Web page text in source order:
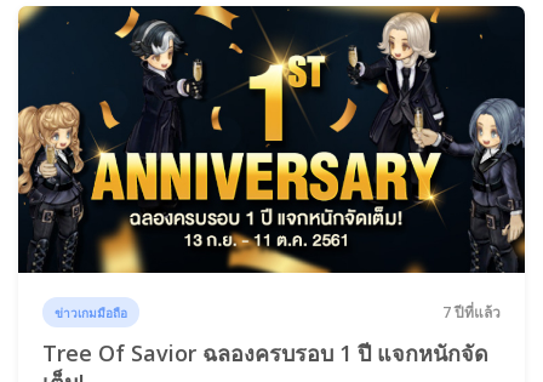
ข่าวเกมมือถือ 7 ปีที่แล้ว
Tree Of Savior ฉลองครบรอบ 1 ปี แจกหนักจัด